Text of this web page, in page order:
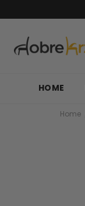
HOME
Home